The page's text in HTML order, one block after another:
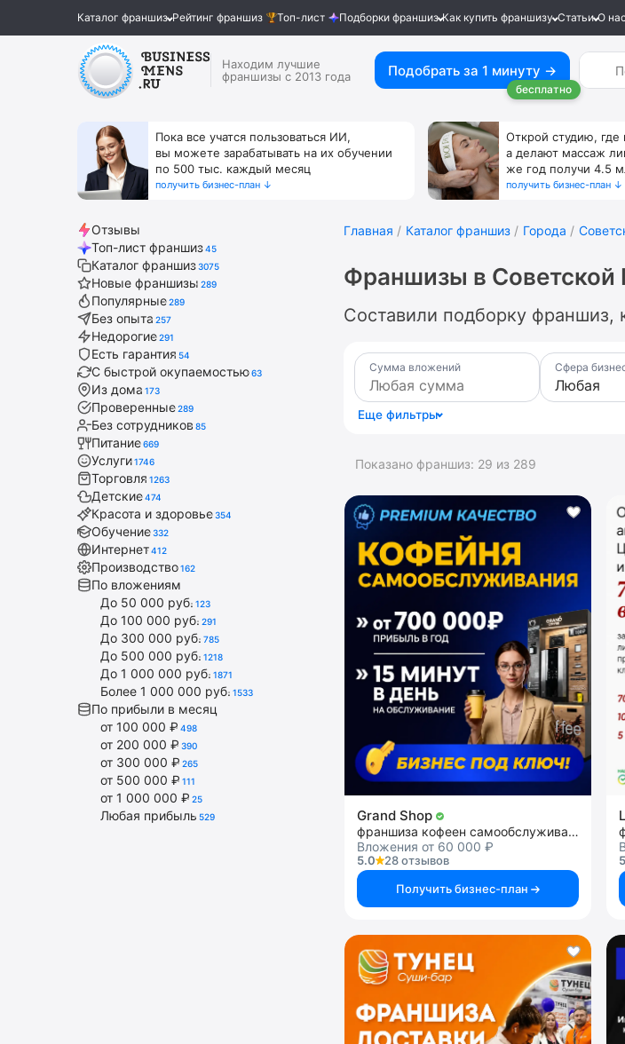
Каталог франшиз Рейтинг франшиз Топ-лист Подборки франшиз Как купить франшизу Статьи О
Находим лучшие
франшизы с 2013 года
Подобрать за 1 минуту →
бесплатно
Пока все учатся пользоваться ИИ,
вы можете зарабатывать на их обучении
по 500 тыс. каждый месяц
получить бизнес-план ↓
Открой студию,
а делают массаж
же год получи 4.5
получить бизнес-план ↓
Отзывы
Топ-лист франшиз45
Каталог франшиз3075
Новые франшизы 289
Популярные289
Без опыта 257
Недорогие291
Есть гарантия 54
С быстрой окупаемостью63
Из дома 173
Проверенные289
Без сотрудников 85
Питание669
Услуги1746
Торговля 1263
Детские474
Красота и здоровье354
Обучение332
Интернет412
Производство162
По вложениям
До 50 000 руб. 123
До 100 000 руб. 291
До 300 000 руб. 785
До 500 000 руб. 1218
До 1 000 000 руб. 1871
Более 1 000 000 руб. 1533
По прибыли в месяц
от 100 000 ₽ 498
от 200 000 ₽ 390
от 300 000 ₽ 265
от 500 000 ₽ 111
от 1 000 000 ₽ 25
Любая прибыль 529
Главная Каталог франшиз Города
Франшизы в Советской
Составили подборку франшиз,
Сумма вложений Сфера
Еще фильтры
Показано франшиз: 29 из 289
Grand Shop
франшиза кофеен самообслуживания
Вложения от 60 000 ₽
5.0
28 отзывов
Получить бизнес-план